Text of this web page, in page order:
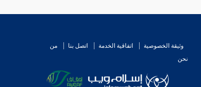
وثيقة الخصوصية اتفاقية الخدمة اتصل بنا
من
نحن